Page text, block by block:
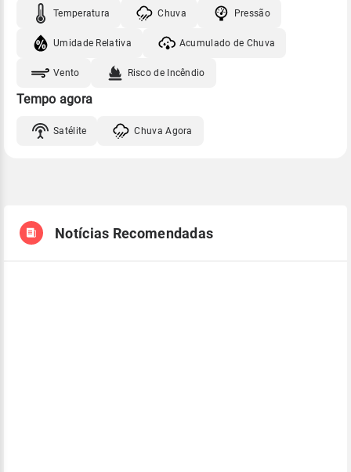
Temperatura Chuva Pressão
Umidade Relativa Acumulado de Chuva
Vento Risco de Incêndio
Tempo agora
Satélite Chuva Agora
Notícias Recomendadas